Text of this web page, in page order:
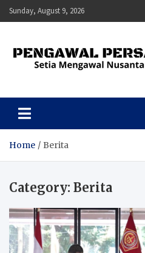
Skip
to
Sunday, August 9, 2026
Pengawal
Home Berita
Category: Berita